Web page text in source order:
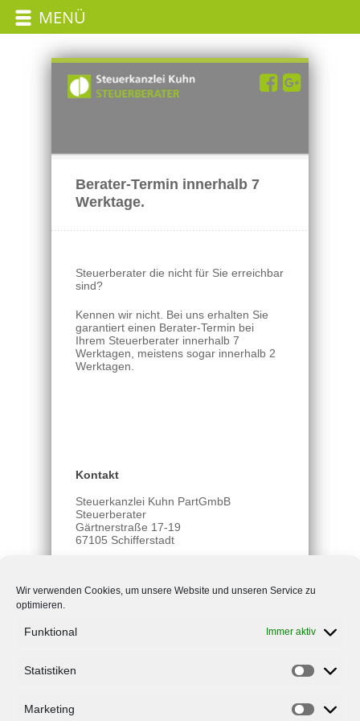
Wir verwenden Cookies, um unsere Website und unseren Service zu
optimieren.
Funktional Immer aktiv
Statistiken
Marketing
Berater-Termin innerhalb 7
Werktage.
Steuerberater die nicht für Sie erreichbar
sind?
Kennen wir nicht. Bei uns erhalten Sie
garantiert einen Berater-Termin bei
Ihrem Steuerberater innerhalb 7
Werktagen, meistens sogar innerhalb 2
Werktagen.
Kontakt
Steuerkanzlei Kuhn PartGmbB
Steuerberater
Gärtnerstraße 17-19
67105 Schifferstadt
Rufen Sie uns an oder schreiben
Sie uns! Wir beraten Sie gerne!
MENÜ